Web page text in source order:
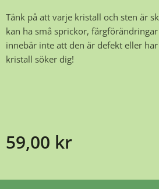
Tänk på att varje kristall och sten är
kan ha små sprickor,
innebär inte att den är defekt eller
kristall söker dig!
59,00 kr